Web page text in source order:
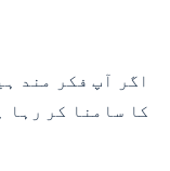
اگر آپ فکر مند
کا سامنا کر رہا